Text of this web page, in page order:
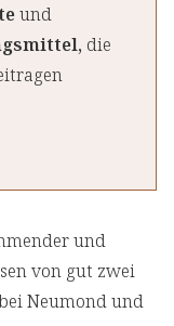
und
die
und
von gut zwei
Neumond und